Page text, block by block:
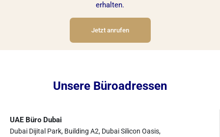
erhalten.
Jetzt anrufen
Unsere Büroadressen
UAE Büro Dubai
Dubai Dijital Park, Building A2, Dubai Silicon Oasis,